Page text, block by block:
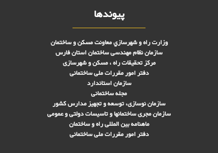
پیوندها
وزارت راه و شهرسازي معاونت مسکن و ساختمان
سازمان نظام مهندسی ساختمان استان فارس
مرکز تحقیقات راه ، مسکن و شهرسازی
دفتر امور مقررات ملی ساختمانی
سازمان استاندارد
مجله ساختمانی
سازمان نوسازی، توسعه و تجهیز مدارس کشور
سازمان مجری ساختمانها و تاسيسات دولتی و عمومی
ماهنامه بین المللی راه و ساختمان
دفتر امور مقررات ملی ساختمانی